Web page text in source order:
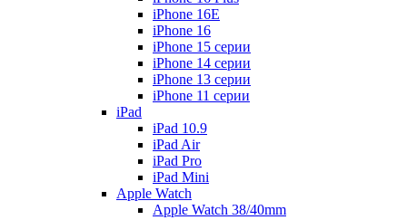
iPhone 16E
iPhone 16
iPhone 15 серии
iPhone 14 серии
iPhone 13 серии
iPhone 11 серии
iPad
iPad 10.9
iPad Air
iPad Pro
iPad Mini
Apple Watch
Apple Watch 38/40mm